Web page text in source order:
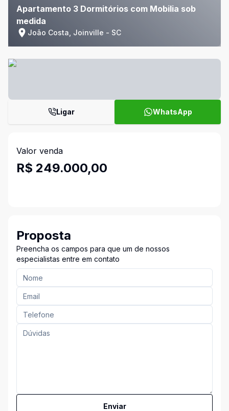
Apartamento 3 Dormitórios com Mobilia sob
medida
João Costa, Joinville - SC
Ligar WhatsApp
Valor venda
R$ 249.000,00
Proposta
Preencha os campos para que um de nossos
especialistas entre em contato
Enviar